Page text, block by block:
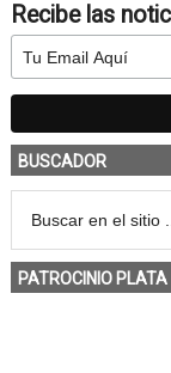
Recibe las
BUSCADOR
PATROCINIO PLATA